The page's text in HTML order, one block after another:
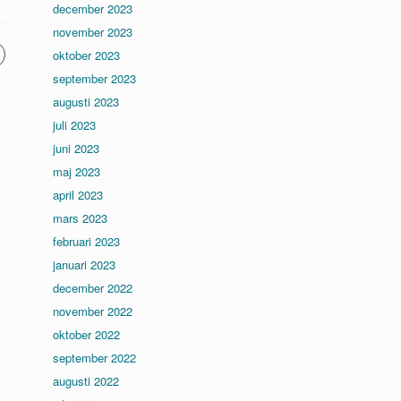
december 2023
november 2023
oktober 2023
september 2023
augusti 2023
juli 2023
juni 2023
maj 2023
april 2023
mars 2023
februari 2023
januari 2023
december 2022
november 2022
oktober 2022
september 2022
augusti 2022